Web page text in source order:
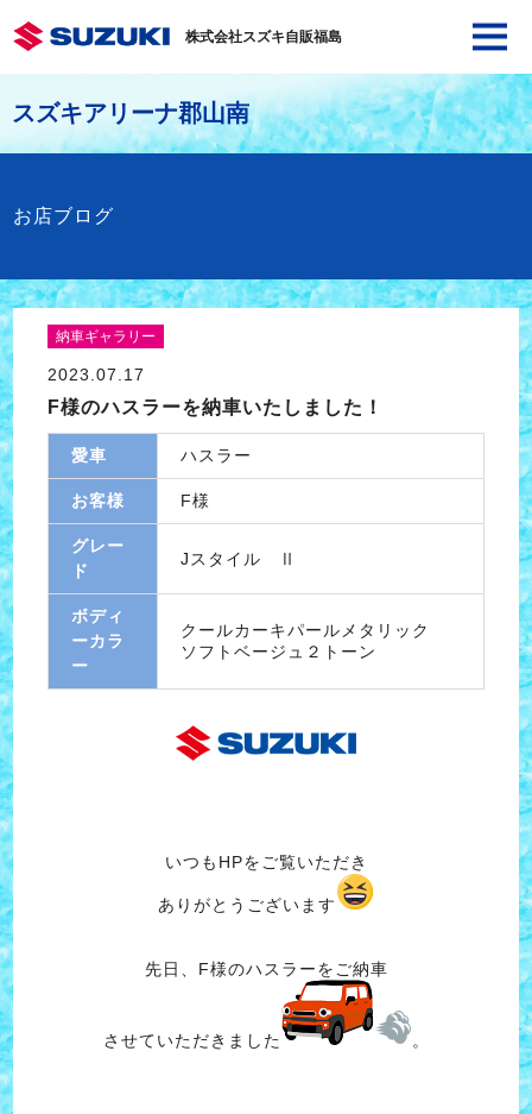
株式会社スズキ自販福島
スズキアリーナ郡山南
お店ブログ
納車ギャラリー
2023.07.17
F様のハスラーを納車いたしました！
愛車 ハスラー
お客様 F様
グレー
ド
Jスタイル Ⅱ
ボディ
ーカラ
ー
クールカーキパールメタリック
ソフトベージュ２トーン
いつもHPをご覧いただき
ありがとうございます
先日、F様のハスラーをご納車
させていただきました 。